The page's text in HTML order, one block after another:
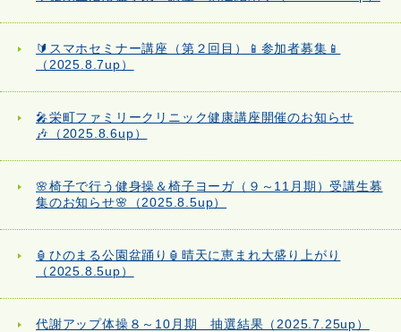
🔰スマホセミナー講座（第２回目）📱参加者募集📱
（2025.8.7up）
🎤栄町ファミリークリニック健康講座開催のお知らせ
🎶（2025.8.6up）
🌸椅子で行う健身操＆椅子ヨーガ（９～11月期）受講生募
集のお知らせ🌸（2025.8.5up）
🏮ひのまる公園盆踊り🏮晴天に恵まれ大盛り上がり
（2025.8.5up）
代謝アップ体操８～10月期 抽選結果（2025.7.25up）